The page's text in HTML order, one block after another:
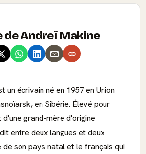
de Andreï Makine
un écrivain né en 1957 en Union
en Sibérie. Élevé pour
grand-mère d'origine
entre deux langues et deux
de son pays natal et le français qui